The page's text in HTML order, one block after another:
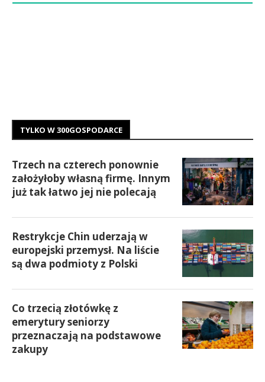
TYLKO W 300GOSPODARCE
Trzech na czterech ponownie
założyłoby własną firmę. Innym
już tak łatwo jej nie polecają
Restrykcje Chin uderzają w
europejski przemysł. Na liście
są dwa podmioty z Polski
Co trzecią złotówkę z
emerytury seniorzy
przeznaczają na podstawowe
zakupy